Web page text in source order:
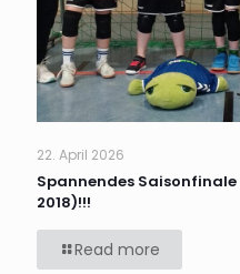
22. April 2026
Spannendes
2018)!!!
Read more